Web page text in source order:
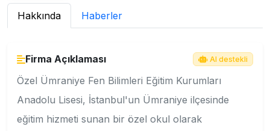
Hakkında Haberler
Firma Açıklaması AI destekli
Özel Ümraniye Fen Bilimleri Eğitim Kurumları
Anadolu Lisesi, İstanbul'un Ümraniye ilçesinde
eğitim hizmeti sunan bir özel okul olarak